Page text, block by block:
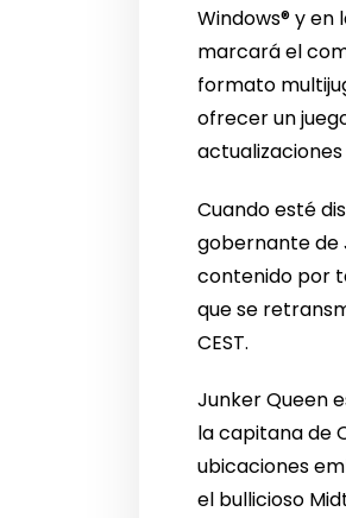
Windows® y en
marcará el
formato
ofrecer un
Cuando esté
gobernante de
contenido por
que se
CEST.
Junker Queen
la capitana de
ubicaciones
el bullicioso